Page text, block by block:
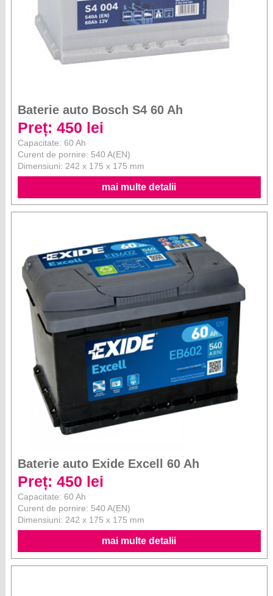
Baterie auto Bosch S4 60 Ah
Preț: 450 lei
Capacitate: 60 Ah
Curent de pornire: 540 A(EN)
Dimensiuni: 242 x 175 x 175 mm
mai multe detalii
Baterie auto Exide Excell 60 Ah
Preț: 450 lei
Capacitate: 60 Ah
Curent de pornire: 540 A(EN)
Dimensiuni: 242 x 175 x 175 mm
mai multe detalii